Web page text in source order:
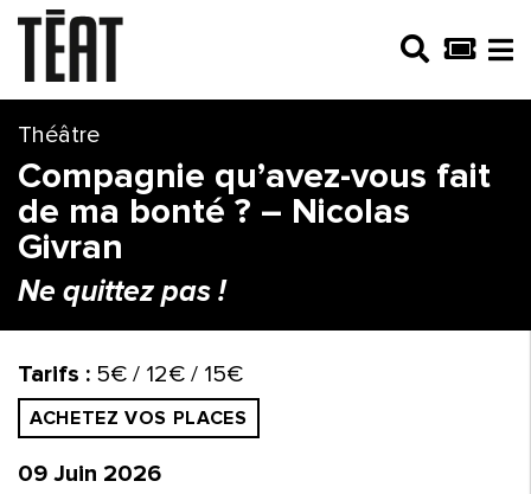
Théâtre
Compagnie qu’avez-vous fait
de ma bonté ? – Nicolas
Givran
Ne quittez pas !
09 Juin 2026
Tarifs : 5€ / 12€ / 15€
ACHETEZ VOS PLACES